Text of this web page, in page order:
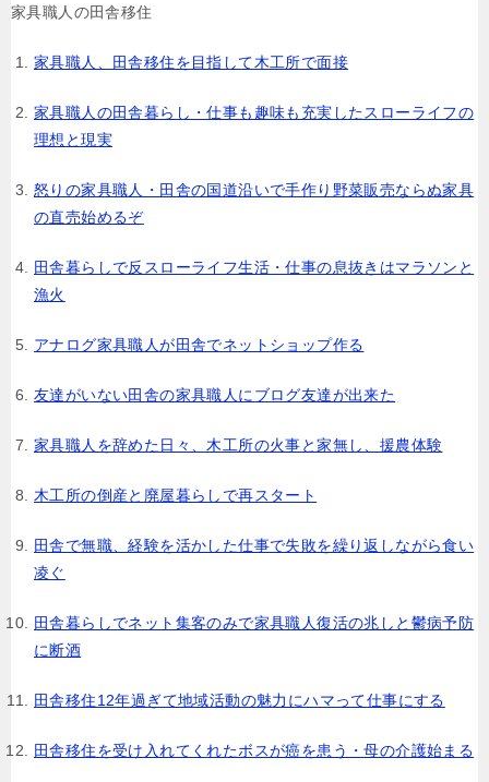
家具職人の田舎移住
家具職人、田舎移住を目指して木工所で面接
家具職人の田舎暮らし・仕事も趣味も充実したスローライフの
理想と現実
怒りの家具職人・田舎の国道沿いで手作り野菜販売ならぬ家具
の直売始めるぞ
田舎暮らしで反スローライフ生活・仕事の息抜きはマラソンと
漁火
アナログ家具職人が田舎でネットショップ作る
友達がいない田舎の家具職人にブログ友達が出来た
家具職人を辞めた日々、木工所の火事と家無し、援農体験
木工所の倒産と廃屋暮らしで再スタート
田舎で無職、経験を活かした仕事で失敗を繰り返しながら食い
凌ぐ
田舎暮らしでネット集客のみで家具職人復活の兆しと鬱病予防
に断酒
田舎移住12年過ぎて地域活動の魅力にハマって仕事にする
田舎移住を受け入れてくれたボスが癌を患う・母の介護始まる